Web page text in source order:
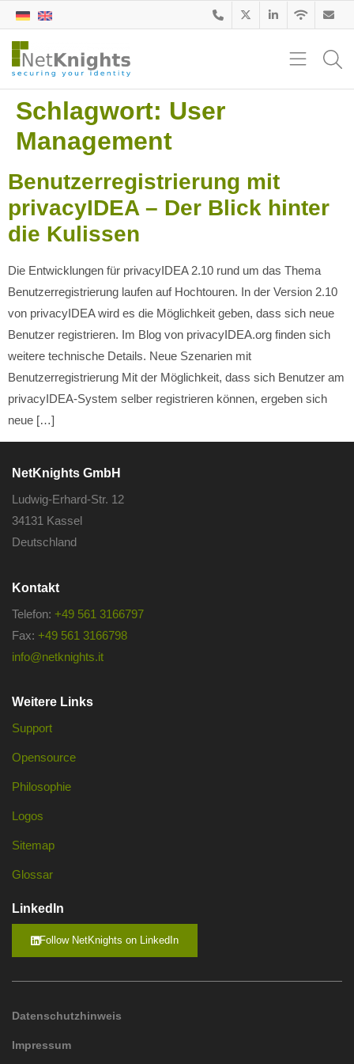
Schlagwort: User
Management
Benutzerregistrierung mit
privacyIDEA – Der Blick hinter
die Kulissen
Die Entwicklungen für privacyIDEA 2.10 rund um das Thema
Benutzerregistrierung laufen auf Hochtouren. In der Version 2.10
von privacyIDEA wird es die Möglichkeit geben, dass sich neue
Benutzer registrieren. Im Blog von privacyIDEA.org finden sich
weitere technische Details. Neue Szenarien mit
Benutzerregistrierung Mit der Möglichkeit, dass sich Benutzer am
privacyIDEA-System selber registrieren können, ergeben sich
neue […]
NetKnights GmbH
Ludwig-Erhard-Str. 12
34131 Kassel
Deutschland
Kontakt
Telefon: +49 561 3166797
Fax: +49 561 3166798
info@netknights.it
Weitere Links
Support
Opensource
Philosophie
Logos
Sitemap
Glossar
LinkedIn
Follow NetKnights on LinkedIn
Datenschutzhinweis
Impressum